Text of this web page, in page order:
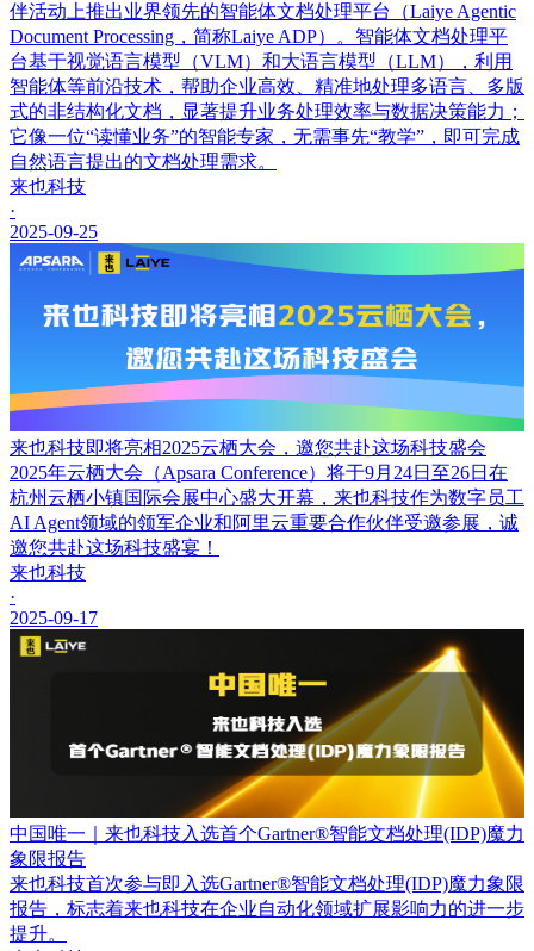
伴活动上推出业界领先的智能体文档处理平台（Laiye Agentic
Document Processing，简称Laiye ADP）。智能体文档处理平
台基于视觉语言模型（VLM）和大语言模型（LLM），利用
智能体等前沿技术，帮助企业高效、精准地处理多语言、多版
式的非结构化文档，显著提升业务处理效率与数据决策能力；
它像一位“读懂业务”的智能专家，无需事先“教学”，即可完成
自然语言提出的文档处理需求。
来也科技
·
2025-09-25
来也科技即将亮相2025云栖大会，邀您共赴这场科技盛会
2025年云栖大会（Apsara Conference）将于9月24日至26日在
杭州云栖小镇国际会展中心盛大开幕，来也科技作为数字员工
AI Agent领域的领军企业和阿里云重要合作伙伴受邀参展，诚
邀您共赴这场科技盛宴！
来也科技
·
2025-09-17
中国唯一｜来也科技入选首个Gartner®智能文档处理(IDP)魔力
象限报告
来也科技首次参与即入选Gartner®智能文档处理(IDP)魔力象限
报告，标志着来也科技在企业自动化领域扩展影响力的进一步
提升。